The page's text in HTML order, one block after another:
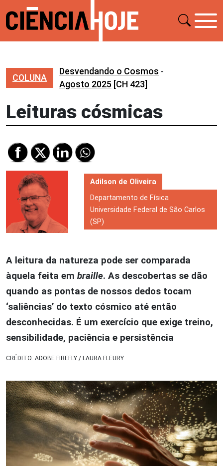
COLUNA
Desvendando o Cosmos -
Agosto 2025 [CH 423]
Leituras cósmicas
Adilson de Oliveira
Departamento de Física
Universidade Federal de São Carlos
(SP)
A leitura da natureza pode ser comparada
àquela feita em braille. As descobertas se dão
quando as pontas de nossos dedos tocam
‘saliências’ do texto cósmico até então
desconhecidas. É um exercício que exige treino,
sensibilidade, paciência e persistência
CRÉDITO: ADOBE FIREFLY / LAURA FLEURY